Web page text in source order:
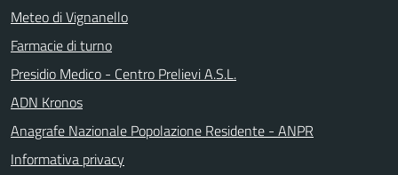
Meteo di Vignanello
Farmacie di turno
Presidio Medico - Centro Prelievi A.S.L.
ADN Kronos
Anagrafe Nazionale Popolazione Residente - ANPR
Informativa privacy